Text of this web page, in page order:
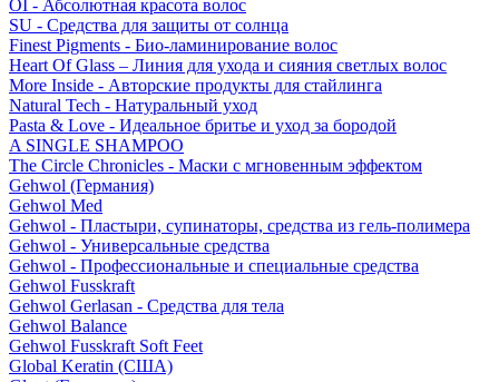
OI - Абсолютная красота волос
SU - Средства для защиты от солнца
Finest Pigments - Био-ламинирование волос
Heart Of Glass – Линия для ухода и сияния светлых волос
More Inside - Авторские продукты для стайлинга
Natural Tech - Натуральный уход
Pasta & Love - Идеальное бритье и уход за бородой
A SINGLE SHAMPOO
The Circle Chronicles - Маски с мгновенным эффектом
Gehwol (Германия)
Gehwol Med
Gehwol - Пластыри, супинаторы, средства из гель-полимера
Gehwol - Универсальные средства
Gehwol - Профессиональные и специальные средства
Gehwol Fusskraft
Gehwol Gerlasan - Средства для тела
Gehwol Balance
Gehwol Fusskraft Soft Feet
Global Keratin (США)